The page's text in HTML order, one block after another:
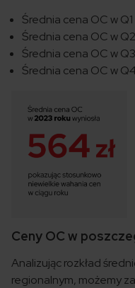
Średnia cena OC w
Średnia cena OC w
Średnia cena OC w
Średnia cena OC w
Ceny OC w
Analizując rozkład
regionalnym, możemy